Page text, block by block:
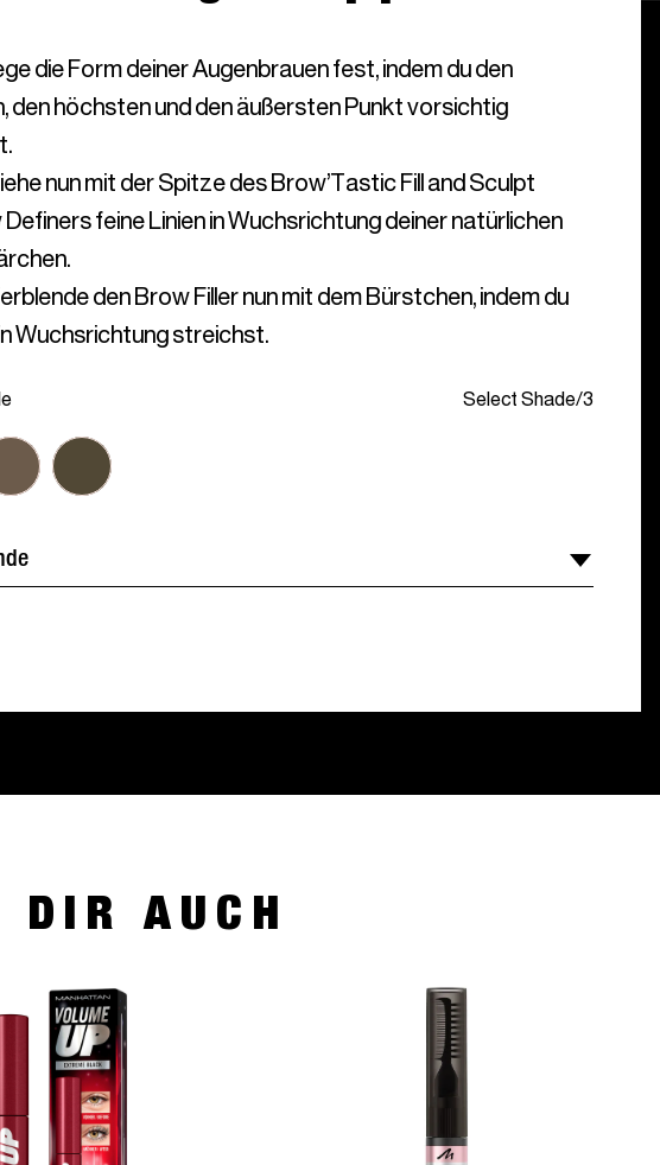
die Form deiner Augenbrauen fest, indem du den
den höchsten und den äußersten Punkt vorsichtig
nun mit der Spitze des Brow’Tastic Fill and Sculpt
feine Linien in Wuchsrichtung deiner natürlichen
den Brow Filler nun mit dem Bürstchen, indem du
Wuchsrichtung streichst.
Select Shade/3
AUCH